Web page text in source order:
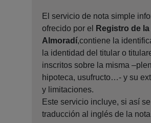
El servicio de nota simple
ofrecido por el
Registro de
Almoradí,contiene la
la identidad del titular o
inscritos sobre la misma
hipoteca, usufructo…- y su
y limitaciones.
Este servicio incluye, si así
traducción al inglés de la